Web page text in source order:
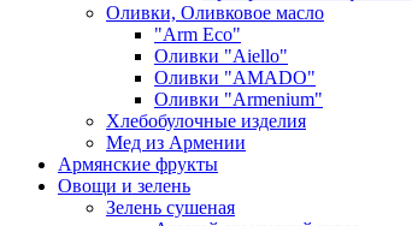
Оливки, Оливковое масло
"Arm Eco"
Оливки "Aiello"
Оливки "AMADO"
Оливки "Armenium"
Хлебобулочные изделия
Мед из Армении
Армянские фрукты
Овощи и зелень
Зелень сушеная